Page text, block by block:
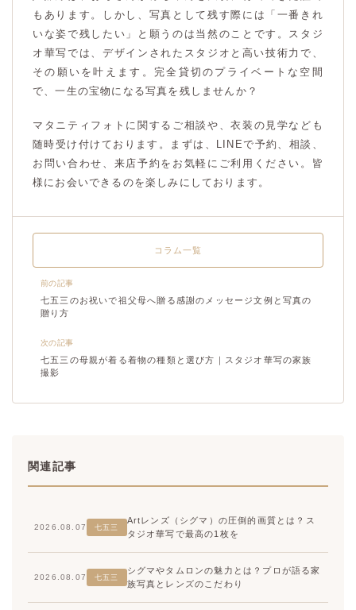
もあります。しかし、写真として残す際には「一番きれ
いな姿で残したい」と願うのは当然のことです。スタジ
オ華写では、デザインされたスタジオと高い技術力で、
その願いを叶えます。完全貸切のプライベートな空間
で、一生の宝物になる写真を残しませんか？
マタニティフォトに関するご相談や、衣装の見学なども
随時受け付けております。まずは、LINEで予約、相談、
お問い合わせ、来店予約をお気軽にご利用ください。皆
様にお会いできるのを楽しみにしております。
前の記事
七五三のお祝いで祖父母へ贈る感謝のメッセージ文例と写真の
贈り方
コラム一覧
次の記事
七五三の母親が着る着物の種類と選び方｜スタジオ華写の家族
撮影
関連記事
2026.08.07 七五三
Artレンズ（シグマ）の圧倒的画質とは？ス
タジオ華写で最高の1枚を
2026.08.07 七五三
シグマやタムロンの魅力とは？プロが語る家
族写真とレンズのこだわり